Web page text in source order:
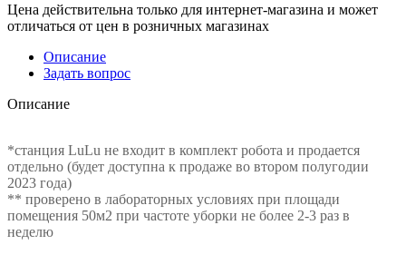
Цена действительна только для интернет-магазина и может
отличаться от цен в розничных магазинах
Описание
Задать вопрос
Описание
*станция LuLu не входит в комплект робота и продается
отдельно (будет доступна к продаже во втором полугодии
2023 года)
** проверено в лабораторных условиях при площади
помещения 50м2 при частоте уборки не более 2-3 раз в
неделю